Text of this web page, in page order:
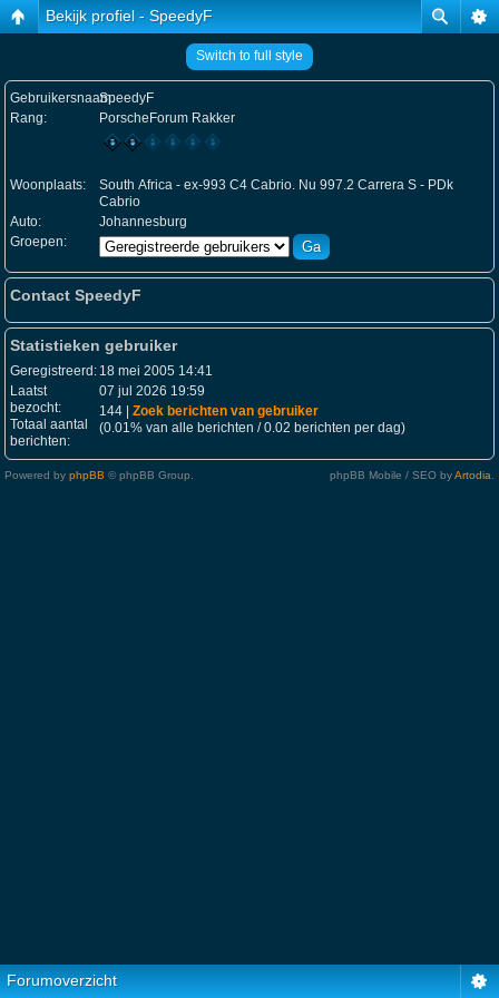
Bekijk profiel - SpeedyF
Switch to full style
Gebruikersnaam:SpeedyF
Rang:
PorscheForum Rakker
Woonplaats:
South Africa - ex-993 C4 Cabrio. Nu 997.2 Carrera S - PDk
Cabrio
Auto:
Johannesburg
Groepen:
Contact SpeedyF
Statistieken gebruiker
Geregistreerd: 18 mei 2005 14:41
Laatst
bezocht:
07 jul 2026 19:59
Totaal aantal
berichten:
144 | Zoek berichten van gebruiker
(0.01% van alle berichten / 0.02 berichten per dag)
Powered by phpBB © phpBB Group. phpBB Mobile / SEO byArtodia
Forumoverzicht